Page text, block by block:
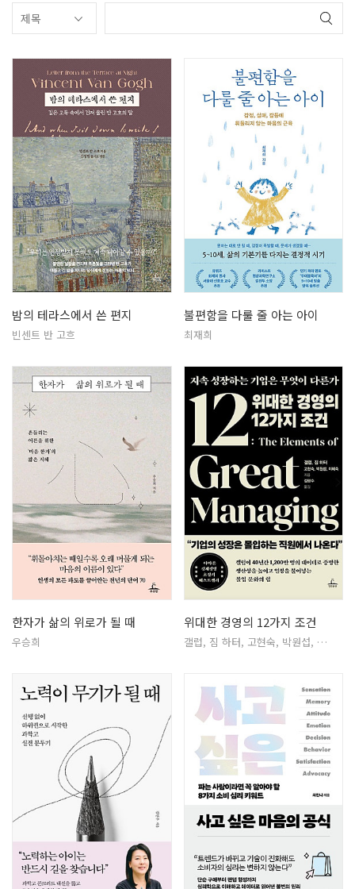
밤의 테라스에서 쓴 편지
빈센트 반 고흐
불편함을 다룰 줄 아는 아이
최재희
한자가 삶의 위로가 될 때
우승희
위대한 경영의 12가지 조건
갤럽, 짐 하터, 고현숙, 박원섭, …